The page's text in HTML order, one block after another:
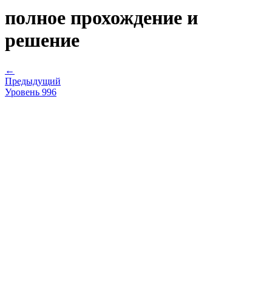
полное прохождение и
решение
←
Предыдущий
Уровень 996